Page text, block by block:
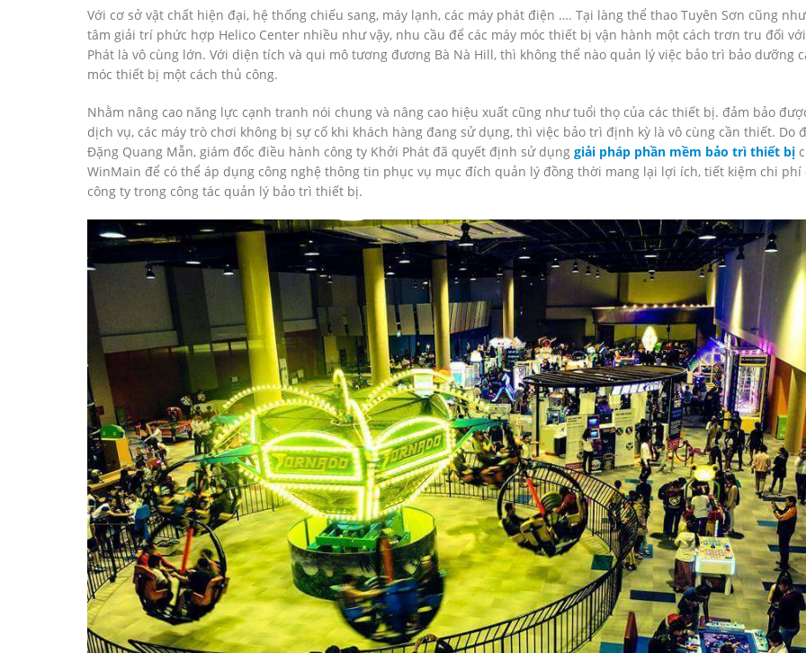
Với cơ sở vật chất hiện đại, hệ thống chiếu sang, máy lạnh, các máy phát điện …. Tại làng thể thao Tuyên Sơn cũng
tâm giải trí phức hợp Helico Center nhiều như vậy, nhu cầu để các máy móc thiết bị vận hành một cách trơn tru đối
Phát là vô cùng lớn. Với diện tích và qui mô tương đương Bà Nà Hill, thì không thể nào quản lý việc bảo trì bảo dưỡng
móc thiết bị một cách thủ công.
Nhằm nâng cao năng lực cạnh tranh nói chung và nâng cao hiệu xuất cũng như tuổi thọ của các thiết bị. đảm bảo
dịch vụ, các máy trò chơi không bị sự cố khi khách hàng đang sử dụng, thì việc bảo trì định kỳ là vô cùng cần thiết. Do
Đặng Quang Mẫn, giám đốc điều hành công ty Khởi Phát đã quyết định sử dụng giải pháp phần mềm bảo trì thiết bị
WinMain để có thể áp dụng công nghệ thông tin phục vụ mục đích quản lý đồng thời mang lại lợi ích, tiết kiệm chi phí
công ty trong công tác quản lý bảo trì thiết bị.